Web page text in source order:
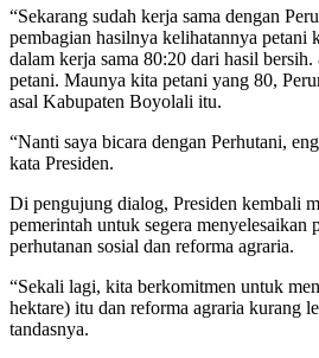
“Sekarang sudah kerja sama dengan
pembagian hasilnya kelihatannya petani
dalam kerja sama 80:20 dari hasil
petani. Maunya kita petani yang 80,
asal Kabupaten Boyolali itu.
“Nanti saya bicara dengan Perhutani,
kata Presiden.
Di pengujung dialog, Presiden kembali
pemerintah untuk segera menyelesaikan
perhutanan sosial dan reforma agraria.
“Sekali lagi, kita berkomitmen untuk
hektare) itu dan reforma agraria kurang
tandasnya.